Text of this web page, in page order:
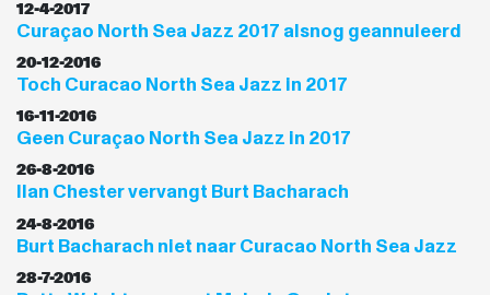
12-4-2017
Curaçao North Sea Jazz 2017 alsnog geannuleerd
20-12-2016
Toch Curacao North Sea Jazz in 2017
16-11-2016
Geen Curaçao North Sea Jazz in 2017
26-8-2016
Ilan Chester vervangt Burt Bacharach
24-8-2016
Burt Bacharach niet naar Curacao North Sea Jazz
28-7-2016